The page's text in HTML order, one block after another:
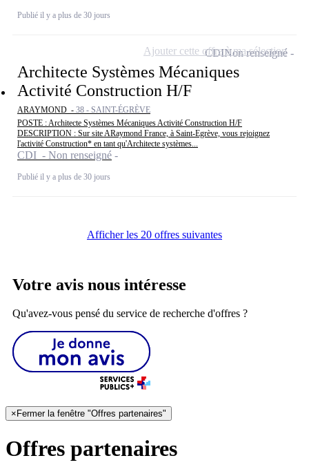
Publié il y a plus de 30 jours
Architecte Systèmes Mécaniques
Activité Construction H/F
ARAYMOND - 38 - SAINT-ÉGRÈVE
POSTE : Architecte Systèmes Mécaniques Activité Construction H/F
DESCRIPTION : Sur site ARaymond France, à Saint-Egrève, vous rejoignez
l'activité Construction* en tant qu'Architecte systèmes...
CDI - Non renseigné
Publié il y a plus de 30 jours
CDINon renseigné
Ajouter cette offre à ma sélection
Afficher les 20 offres suivantes
Votre avis nous intéresse
Qu'avez-vous pensé du service de recherche d'offres ?
× Fermer la fenêtre "Offres partenaires"
Offres partenaires